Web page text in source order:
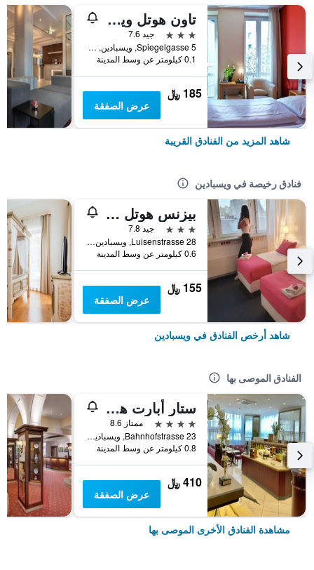
تاون هوتل ويسبادن
3 نجوم
جيد 7.6
Spiegelgasse 5, ويسبادين, هسه, ألمانيا
0.1 كيلومتر عن وسط المدينة
185 ﷼
عرض الصفقة
شاهد المزيد من الفنادق القريبة
فنادق رخيصة في ويسبادين
بيزنس هوتل برايم
3 نجوم
جيد 7.8
Luisenstrasse 28, ويسبادين, هسه, ألمانيا
0.6 كيلومتر عن وسط المدينة
155 ﷼
عرض الصفقة
شاهد أرخص الفنادق في ويسبادين
الفنادق الموصى بها
ستار أبارت هانسا هوتل
4 نجوم
ممتاز 8.6
Bahnhofstrasse 23, ويسبادين, هسه, ألمانيا
0.8 كيلومتر عن وسط المدينة
410 ﷼
عرض الصفقة
مشاهدة الفنادق الأخرى الموصى بها